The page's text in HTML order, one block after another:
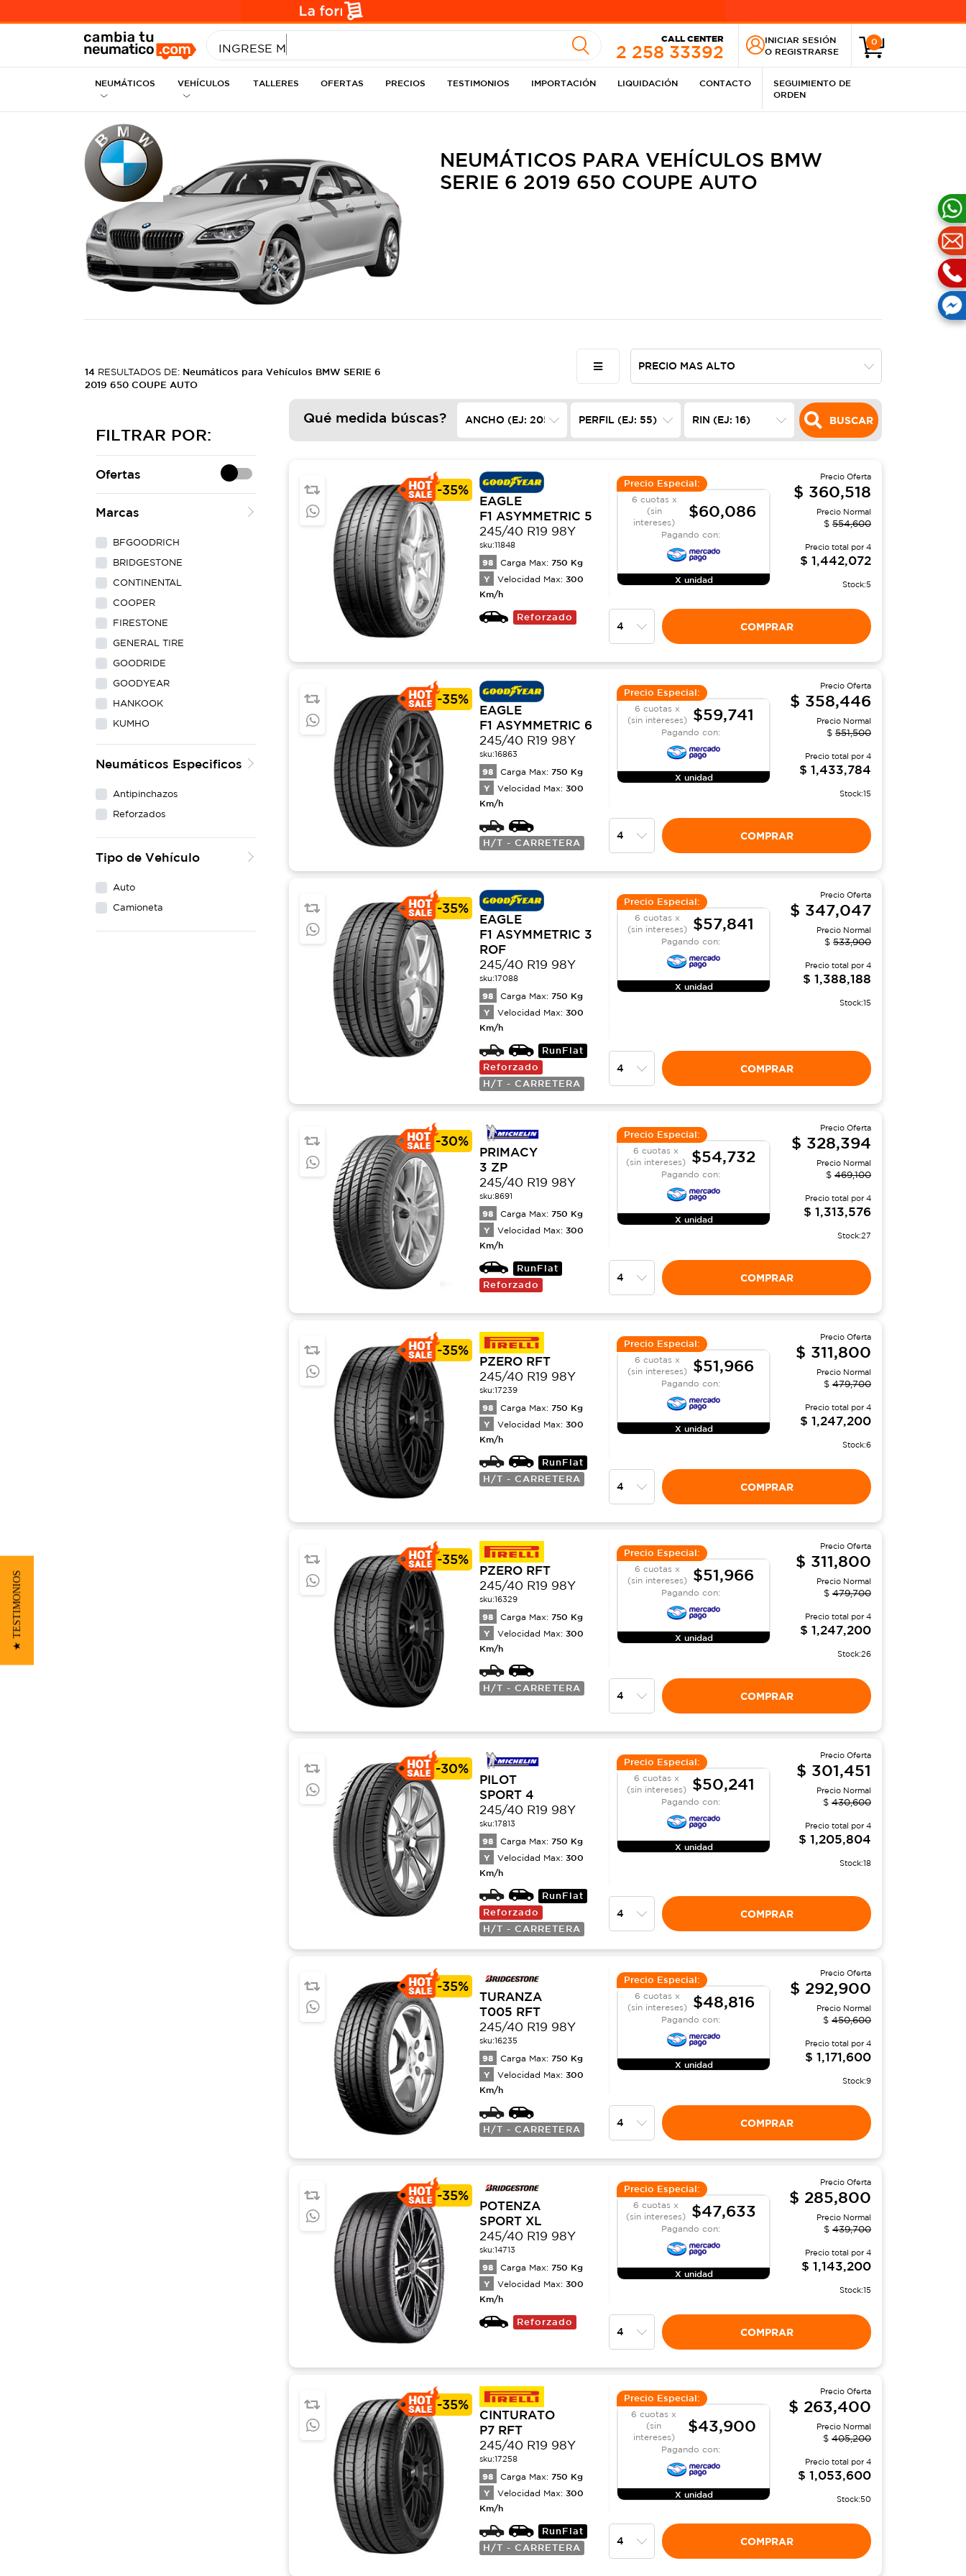
INGRESE MEDIDA
CALL CENTER
2 258 33392
INICIAR SESIÓN
O REGISTRARSE
0
NEUMÁTICOS VEHÍCULOS TALLERES OFERTAS PRECIOS TESTIMONIOS IMPORTACIÓN LIQUIDACIÓN CONTACTO
SEGUIMIENTO DE
ORDEN
NEUMÁTICOS PARA VEHÍCULOS BMW
SERIE 6 2019 650 COUPE AUTO
14 RESULTADOS DE: Neumáticos para Vehículos BMW SERIE 6
2019 650 COUPE AUTO
FILTRAR POR:
Ofertas
Marcas
BFGOODRICH
BRIDGESTONE
CONTINENTAL
COOPER
FIRESTONE
GENERAL TIRE
GOODRIDE
GOODYEAR
HANKOOK
KUMHO
LING LONG
MAXXIS
YOKOHAMA
Neumáticos Especificos
Antipinchazos
Reforzados
Tipo de Vehículo
Auto
Camioneta
Qué medida búscas? BUSCAR
-35%
EAGLE
F1 ASYMMETRIC 5
245/40 R19 98Y
sku:11848
98 Carga Max: 750 Kg
Y Velocidad Max: 300
Km/h
Reforzado
Precio Especial:
6 cuotas x
(sin
intereses)
$60,086
Pagando con:
X unidad
Precio Oferta
$ 360,518
Precio Normal
$ 554,600
Precio total por4
$ 1,442,072
Stock:5
COMPRAR
-35%
EAGLE
F1 ASYMMETRIC 6
245/40 R19 98Y
sku:16863
98 Carga Max: 750 Kg
Y Velocidad Max: 300
Km/h
H/T - CARRETERA
Precio Especial:
6 cuotas x
(sin intereses)
$59,741
Pagando con:
X unidad
Precio Oferta
$ 358,446
Precio Normal
$ 551,500
Precio total por4
$ 1,433,784
Stock:15
COMPRAR
-35%
EAGLE
F1 ASYMMETRIC 3
ROF
245/40 R19 98Y
sku:17088
98 Carga Max: 750 Kg
Y Velocidad Max: 300
Km/h
RunFlat
Reforzado
H/T - CARRETERA
Precio Especial:
6 cuotas x
(sin intereses)
$57,841
Pagando con:
X unidad
Precio Oferta
$ 347,047
Precio Normal
$ 533,900
Precio total por4
$ 1,388,188
Stock:15
COMPRAR
-30%
PRIMACY
3 ZP
245/40 R19 98Y
sku:8691
98 Carga Max: 750 Kg
Y Velocidad Max: 300
Km/h
RunFlat
Reforzado
Precio Especial:
6 cuotas x
(sin intereses)
$54,732
Pagando con:
X unidad
Precio Oferta
$ 328,394
Precio Normal
$ 469,100
Precio total por4
$ 1,313,576
Stock:27
COMPRAR
-35%
PZERO RFT
245/40 R19 98Y
sku:17239
98 Carga Max: 750 Kg
Y Velocidad Max: 300
Km/h
RunFlat
H/T - CARRETERA
Precio Especial:
6 cuotas x
(sin intereses)
$51,966
Pagando con:
X unidad
Precio Oferta
$ 311,800
Precio Normal
$ 479,700
Precio total por4
$ 1,247,200
Stock:6
COMPRAR
-35%
PZERO RFT
245/40 R19 98Y
sku:16329
98 Carga Max: 750 Kg
Y Velocidad Max: 300
Km/h
H/T - CARRETERA
Precio Especial:
6 cuotas x
(sin intereses)
$51,966
Pagando con:
X unidad
Precio Oferta
$ 311,800
Precio Normal
$ 479,700
Precio total por4
$ 1,247,200
Stock:26
COMPRAR
-30%
PILOT
SPORT 4
245/40 R19 98Y
sku:17813
98 Carga Max: 750 Kg
Y Velocidad Max: 300
Km/h
RunFlat
Reforzado
H/T - CARRETERA
Precio Especial:
6 cuotas x
(sin intereses)
$50,241
Pagando con:
X unidad
Precio Oferta
$ 301,451
Precio Normal
$ 430,600
Precio total por4
$ 1,205,804
Stock:18
COMPRAR
-35%
TURANZA
T005 RFT
245/40 R19 98Y
sku:16235
98 Carga Max: 750 Kg
Y Velocidad Max: 300
Km/h
H/T - CARRETERA
Precio Especial:
6 cuotas x
(sin intereses)
$48,816
Pagando con:
X unidad
Precio Oferta
$ 292,900
Precio Normal
$ 450,600
Precio total por4
$ 1,171,600
Stock:9
COMPRAR
-35%
POTENZA
SPORT XL
245/40 R19 98Y
sku:14713
98 Carga Max: 750 Kg
Y Velocidad Max: 300
Km/h
Reforzado
Precio Especial:
6 cuotas x
(sin intereses)
$47,633
Pagando con:
X unidad
Precio Oferta
$ 285,800
Precio Normal
$ 439,700
Precio total por4
$ 1,143,200
Stock:15
COMPRAR
-35%
CINTURATO
P7 RFT
245/40 R19 98Y
sku:17258
98 Carga Max: 750 Kg
Y Velocidad Max: 300
Km/h
RunFlat
H/T - CARRETERA
Precio Especial:
6 cuotas x
(sin
intereses)
$43,900
Pagando con:
X unidad
Precio Oferta
$ 263,400
Precio Normal
$ 405,200
Precio total por4
$ 1,053,600
Stock:50
COMPRAR
★ TESTIMONIOS